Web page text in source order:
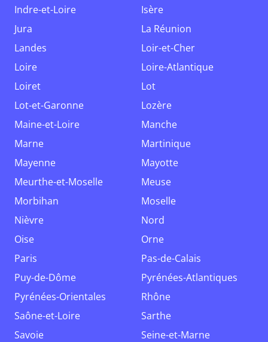
Indre-et-Loire
Isère
Jura
La Réunion
Landes
Loir-et-Cher
Loire
Loire-Atlantique
Loiret
Lot
Lot-et-Garonne
Lozère
Maine-et-Loire
Manche
Marne
Martinique
Mayenne
Mayotte
Meurthe-et-Moselle
Meuse
Morbihan
Moselle
Nièvre
Nord
Oise
Orne
Paris
Pas-de-Calais
Puy-de-Dôme
Pyrénées-Atlantiques
Pyrénées-Orientales
Rhône
Saône-et-Loire
Sarthe
Savoie
Seine-et-Marne